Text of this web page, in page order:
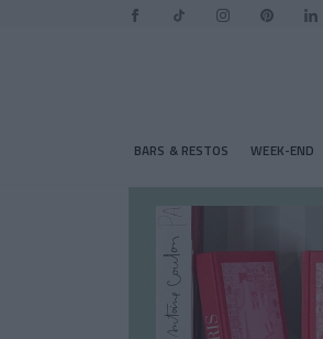
BARS & RESTOS WEEK-END